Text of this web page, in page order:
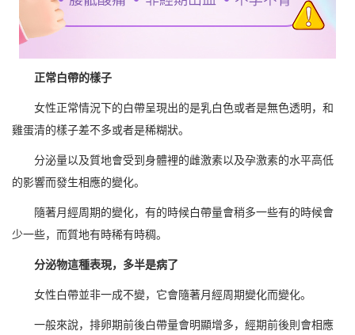
正常白帶的樣子
女性正常情況下的白帶呈現出的是乳白色或者是無色透明，和
雞蛋清的樣子差不多或者是稀糊狀。
分泌量以及質地會受到身體裡的雌激素以及孕激素的水平高低
的影響而發生相應的變化。
隨著月經周期的變化，有的時候白帶量會稍多一些有的時候會
少一些，而質地有時稀有時稠。
分泌物這種表現，多半是病了
女性白帶並非一成不變，它會隨著月經周期變化而變化。
一般來說，排卵期前後白帶量會明顯增多，經期前後則會相應